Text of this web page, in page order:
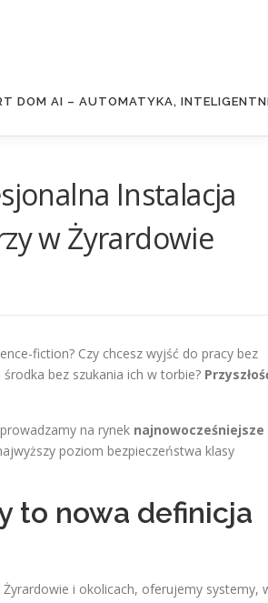
DOM AI – AUTOMATYKA,
Instalacja
w Żyrardowie
fiction? Czy chcesz wyjść do pracy bez
bez szukania ich w torbie?
na rynek najnowocześniejsze
poziom bezpieczeństwa klasy
to nowa definicja
i okolicach, oferujemy systemy,